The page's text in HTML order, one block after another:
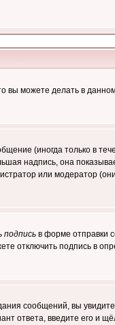
вы можете делать в
(иногда только в
надпись, она
или модератор
подпись в форме отправки
отключить подпись в
сообщений, вы
ответа, введите его и